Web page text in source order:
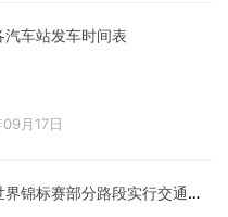
汽车站发车时间表
月17日
威海铁人三项世界锦标赛部分路段实行交通管制措施的通告